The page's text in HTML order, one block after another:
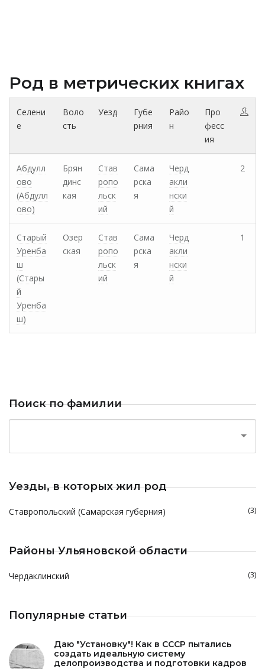
Род в метрических книгах
Селени
е
Воло
сть
Уезд
Губе
рния
Райо
н
Про
фесс
ия
Абдулл
ово
(Абдулл
ово)
Брян
динс
кая
Став
ропо
льск
ий
Сама
рска
я
Черд
акли
нски
й
2
Старый
Уренба
ш
(Стары
й
Уренба
ш)
Озер
ская
Став
ропо
льск
ий
Сама
рска
я
Черд
акли
нски
й
1
Поиск по фамилии
Уезды, в которых жил род
Ставропольский (Самарская губерния) (3)
Районы Ульяновской области
Чердаклинский (3)
Популярные статьи
Даю "Установку"! Как в СССР пытались
создать идеальную систему
делопроизводства и подготовки кадров